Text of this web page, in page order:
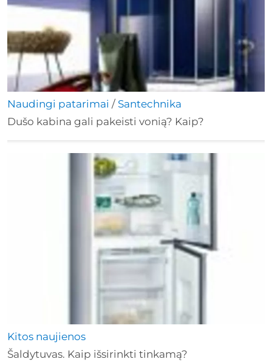
Naudingi patarimai / Santechnika
Dušo kabina gali pakeisti vonią? Kaip?
Kitos naujienos
Šaldytuvas. Kaip išsirinkti tinkamą?